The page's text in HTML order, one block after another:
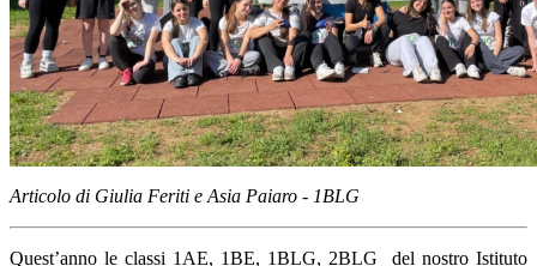
Articolo di Giulia Feriti e Asia Paiaro - 1BLG
Quest’anno le classi 1AE, 1BE, 1BLG, 2BLG del nostro Istituto